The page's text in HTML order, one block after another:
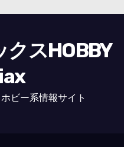
スHOBBY
ビー系情報サイト